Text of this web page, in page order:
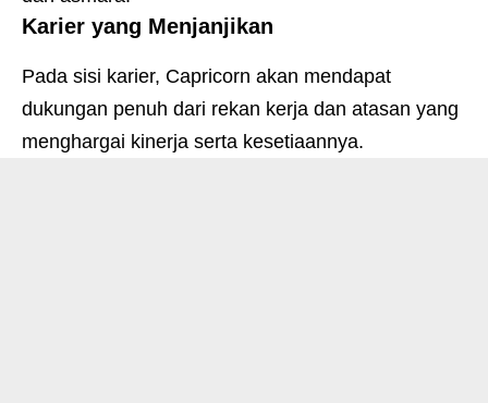
Karier yang Menjanjikan
Pada sisi karier, Capricorn akan mendapat
dukungan penuh dari rekan kerja dan atasan yang
menghargai kinerja serta kesetiaannya.